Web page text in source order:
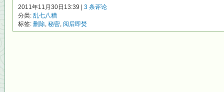
2011年11月30日13:39 | 3 条评论
分类: 乱七八糟
标签: 删除, 秘密, 阅后即焚